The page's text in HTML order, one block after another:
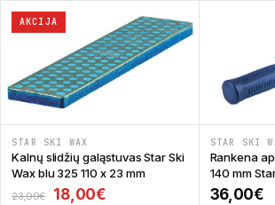
AKCIJA
STAR SKI WAX
Kalnų slidžių galąstuvas Star Ski
Wax blu 325 110 x 23 mm
23,99€ Original price was: 23,99€.
18,00€Current price is: 18,00€.
STAR SKI
Rankena
140 mm
36,00€